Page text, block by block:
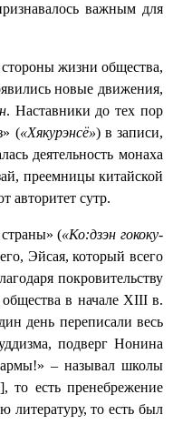
важным для
жизни общества,
новые движения,
. Наставники до тех пор
(«Хякурэнсё») в записи,
деятельность монаха
преемницы китайской
авторитет сутр.
(«Ко:дзэн гококу-
Эйсая, который всего
покровительству
в начале XIII в.
день переписали весь
подверг Нонина
– называл школы
то есть пренебрежение
литературу, то есть был